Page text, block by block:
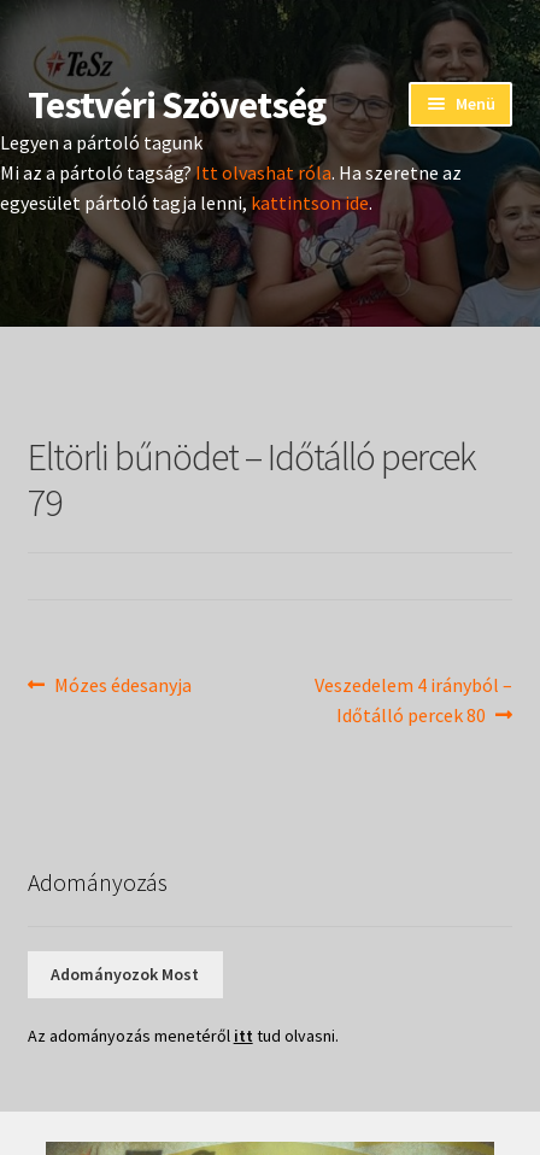
Ugrás
a
navigációhoz
Kilépés
a
tartalomba
Testvéri Szövetség Menü
Eseménynaptár
Adományozás
Pártoló tag belépés
menu
Kiadványok
Expand
Legyen a pártoló tagunk
Mi az a pártoló tagság?Itt olvashat róla. Ha szeretne az
egyesület pártoló tagja lenni, kattintson ide.
Eltörli bűnödet – Időtálló percek
79
Bejegyzés
Previous
Mózes édesanyja
Next
post:
Veszedelem 4 irányból –
Időtálló percek 80
Adományozás
Adományozok Most
Az adományozás menetéről itt tud olvasni.